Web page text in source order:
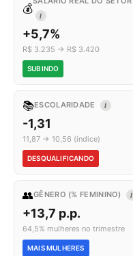
💰
I
+5,7%
R$ 3.235 → R$ 3.420
SUBINDO
📚ESCOLARIDADE I
-1,31
11,87 → 10,56 (índice)
DESQUALIFICANDO
👥GÊNERO (% FEMININO) I
+13,7 p.p.
64,5% mulheres no trimestre
MAIS MULHERES